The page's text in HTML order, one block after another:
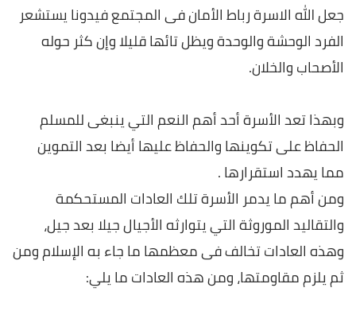
جعل الله الاسرة رباط الأمان فى المجتمع فيدونا يستشعر
الفرد الوحشة والوحدة ويظل تائها قليلا وإن كثر حوله
الأصحاب والخلان.
وبهذا تعد الأسرة أحد أهم النعم التي ينبغى للمسلم
الحفاظ على تكوينها والحفاظ عليها أيضا بعد التموين
مما يهدد استقرارها .
ومن أهم ما يدمر الأسرة تلك العادات المستحكمة
والتقاليد الموروثة التي يتوارثه الأجيال جيلا بعد جيل،
وهذه العادات تخالف فى معظمها ما جاء به الإسلام ومن
ثم يلزم مقاومتها، ومن هذه العادات ما يلي: